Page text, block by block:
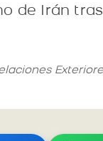
de Irán